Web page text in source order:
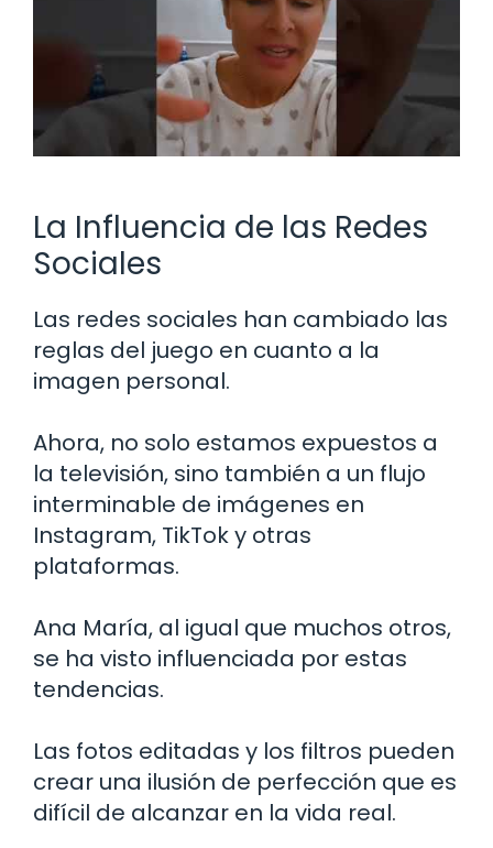
La Influencia de las Redes
Sociales
Las redes sociales han cambiado las
reglas del juego en cuanto a la
imagen personal.
Ahora, no solo estamos expuestos a
la televisión, sino también a un flujo
interminable de imágenes en
Instagram, TikTok y otras
plataformas.
Ana María, al igual que muchos otros,
se ha visto influenciada por estas
tendencias.
Las fotos editadas y los filtros pueden
crear una ilusión de perfección que es
difícil de alcanzar en la vida real.